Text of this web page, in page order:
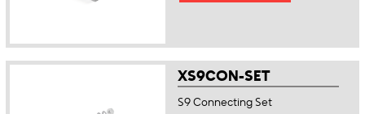
XS9CON-SET
S9 Connecting Set